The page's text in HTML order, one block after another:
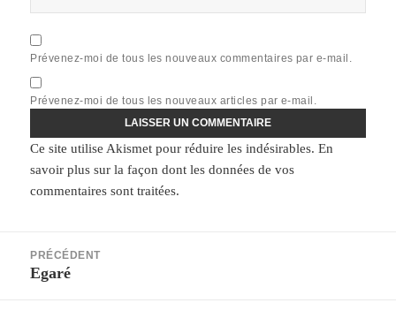
Prévenez-moi de tous les nouveaux commentaires par e-mail.
Prévenez-moi de tous les nouveaux articles par e-mail.
Ce site utilise Akismet pour réduire les indésirables.En
savoir plus sur la façon dont les données de vos
commentaires sont traitées.
l’article
PRÉCÉDENT
Article
Egaré